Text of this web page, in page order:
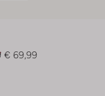
€ 69,99